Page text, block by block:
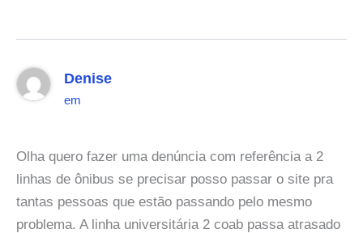
Denise
em
Olha quero fazer uma denúncia com referência a 2
linhas de ônibus se precisar posso passar o site pra
tantas pessoas que estão passando pelo mesmo
problema. A linha universitária 2 coab passa atrasado